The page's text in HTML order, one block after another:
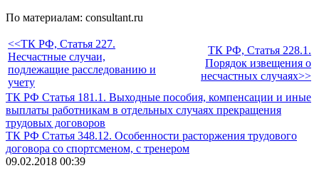
По материалам: consultant.ru
<<ТК РФ, Статья 227.
Несчастные случаи,
подлежащие расследованию и
учету
ТК РФ, Статья 228.1.
Порядок извещения о
несчастных случаях>>
ТК РФ Статья 181.1. Выходные пособия, компенсации и иные
выплаты работникам в отдельных случаях прекращения
трудовых договоров
ТК РФ Статья 348.12. Особенности расторжения трудового
договора со спортсменом, с тренером
09.02.2018 00:39